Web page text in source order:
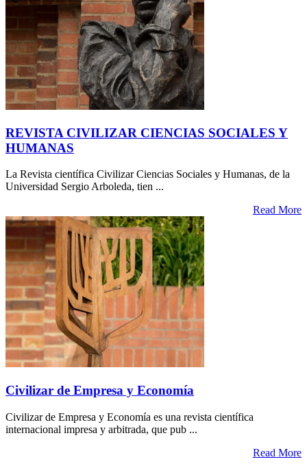
REVISTA CIVILIZAR CIENCIAS SOCIALES Y
HUMANAS
La Revista científica Civilizar Ciencias Sociales y Humanas, de la
Universidad Sergio Arboleda, tien ...
Read More
Civilizar de Empresa y Economía
Civilizar de Empresa y Economía es una revista científica
internacional impresa y arbitrada, que pub ...
Read More